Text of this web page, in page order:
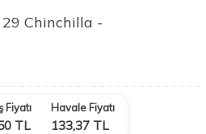
Chinchilla -
Fiyatı
TL
Havale Fiyatı
133,37 TL